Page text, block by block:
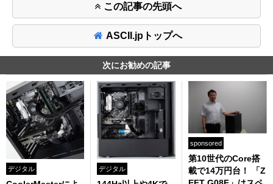
この記事の先頭へ
ASCII.jpトップへ
次にお勧めの記事
デジタル デジタル
sponsored
第10世代のCore搭
載で14万円台！ 「Z